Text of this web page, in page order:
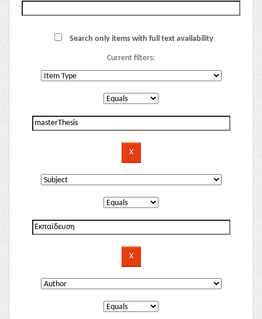
Search only items with full text availability
Current filters: